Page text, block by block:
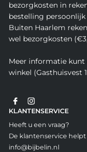
bezorgkosten in
bestelling persoonlijk
Buiten Haarlem
wel bezorgkosten
Meer informatie kunt
winkel (Gasthuisvest
KLANTENSERVICE
Heeft u een vraag?
De klantenservice helpt
info@bijbelin.nl